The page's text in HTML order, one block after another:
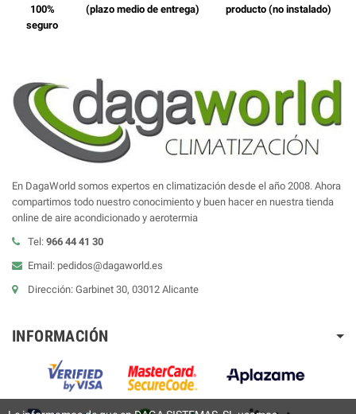
100%
seguro
(plazo medio de entrega)
producto (no instalado)
En DagaWorld somos expertos en climatización desde el año 2008. Ahora
compartimos todo nuestro conocimiento y buen hacer en nuestra tienda
online de aire acondicionado y aerotermia
Tel: 966 44 41 30
Email: pedidos@dagaworld.es
Dirección: Garbinet 30, 03012 Alicante
INFORMACIÓN